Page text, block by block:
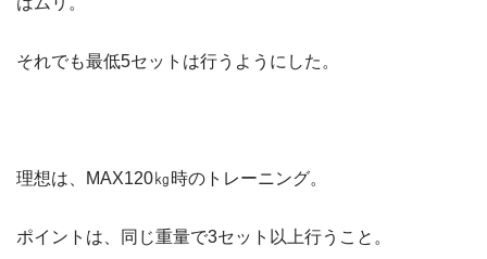
それでも最低5セットは行うようにした。
理想は、MAX120㎏時のトレーニング。
ポイントは、同じ重量で3セット以上行うこと。